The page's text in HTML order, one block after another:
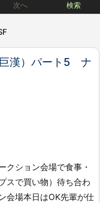
次へ 検索
漢）パート5 ナ
クション会場で食事・
スで買い物）待ち合わ
会場本日はOK先輩が仕